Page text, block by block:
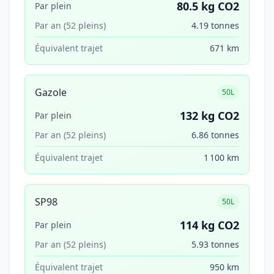
Par plein 80.5 kg CO2
Par an (52 pleins)
4.19 tonnes
Équivalent trajet
671 km
Gazole 50L
Par plein 132 kg CO2
Par an (52 pleins)
6.86 tonnes
Équivalent trajet
1 100 km
SP98 50L
Par plein 114 kg CO2
Par an (52 pleins)
5.93 tonnes
Équivalent trajet
950 km